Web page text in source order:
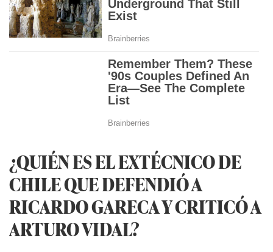
¿QUIÉN ES EL EXTÉCNICO DE
CHILE QUE DEFENDIÓ A
RICARDO GARECA Y CRITICÓ A
ARTURO VIDAL?